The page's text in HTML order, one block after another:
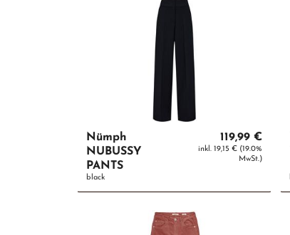
Nümph
NUBUSSY
PANTS
black
119,99 €
inkl. 19,15 € (19.0%
MwSt.)